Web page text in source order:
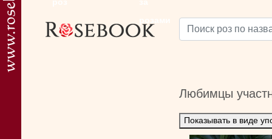
Любимцы
Показывать в виде